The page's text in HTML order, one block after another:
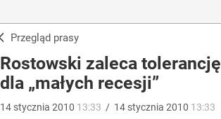
Przegląd prasy
Rostowski zaleca tolerancję
dla „małych recesji”
14 stycznia 2010 13:33 / 14 stycznia 2010 13:33